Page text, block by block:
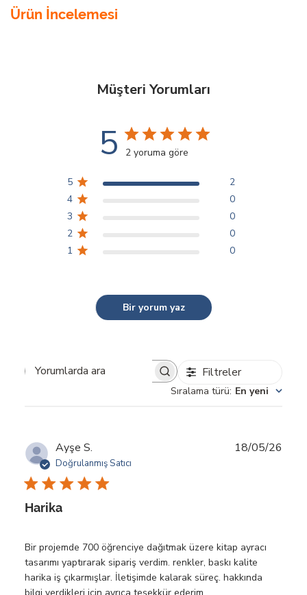
Ürün İncelemesi
Müşteri Yorumları
5 2 yoruma göre
5
2
4
0
3
0
2
0
1
0
Bir yorum yaz
Yorumlarda ara Filtreler
Sıralama türü: En yeni
Ayşe S.
Doğrulanmış Satıcı
Harika
Bir projemde 700 öğrenciye dağıtmak üzere kitap ayracı
tasarımı yaptırarak sipariş verdim. renkler, baskı kalite
harika iş çıkarmışlar. İletişimde kalarak süreç. hakkında
bilgi verdikleri için ayrıca teşekkür ederim.
18/05/26